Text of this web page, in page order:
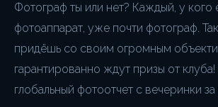
Фотограф ты или нет? Каждый, у кого
фотоаппарат, уже почти фотограф.
придёшь со своим огромным
гарантированно ждут призы от
глобальный фотоотчет с вечеринки